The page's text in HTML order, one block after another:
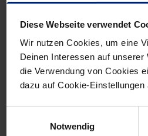
Diese Webseite verwendet
Wir nutzen Cookies, um eine
Deinen Interessen auf
die Verwendung von Cookies
dazu auf Cookie-
Notwendig